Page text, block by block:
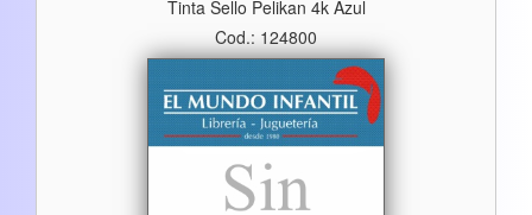
Tinta Sello Pelikan 4k Azul
Cod.: 124800